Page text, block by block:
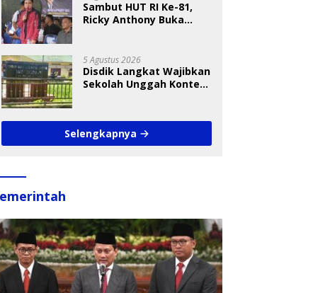
Sambut HUT RI Ke-81,
Ricky Anthony Buka
5 Agustus 2026
Disdik Langkat Wajibkan
Sekolah Unggah Konten
Data Anak
Selengkapnya